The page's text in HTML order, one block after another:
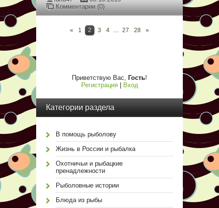
Комментарии (0)
« 1 2 3 4 ... 27 28 »
Приветствую Вас, Гость!
Регистрация| Вход
Категории раздела
В помощь рыболову
Жизнь в России и рыбалка
Охотничьи и рыбацкие
пренадлежности
Рыболовные истории
Блюда из рыбы